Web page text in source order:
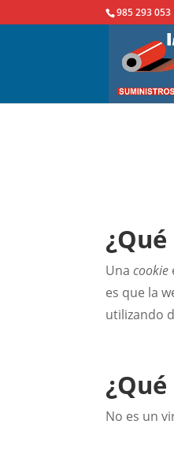
985 293 053
Unacookie
es que la
utilizando
No es un